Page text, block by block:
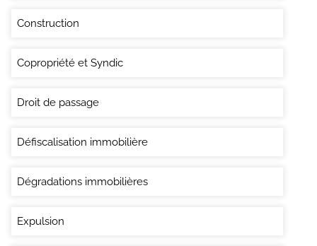
Construction
Copropriété et Syndic
Droit de passage
Défiscalisation immobilière
Dégradations immobilières
Expulsion